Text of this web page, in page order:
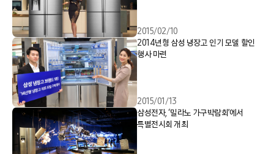
2015/02/10
2014년형 삼성 냉장고 인기 모델 할인
행사 마련
2015/01/13
삼성전자, ‘밀라노 가구박람회’에서
특별전시회 개최